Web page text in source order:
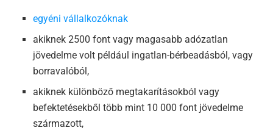
egyéni vállalkozóknak
akiknek 2500 font vagy magasabb adózatlan
jövedelme volt például ingatlan-bérbeadásból, vagy
borravalóból,
akiknek különböző megtakarításokból vagy
befektetésekből több mint 10 000 font jövedelme
származott,